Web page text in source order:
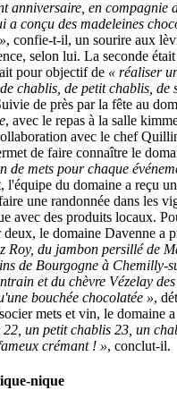
anniversaire, en compagnie
conçu des madeleines
, confie-t-il, un sourire aux
selon lui. La seconde
pour objectif de « réaliser
chablis, de petit chablis, de
de près par la fête au
, avec le repas à la salle
avec le chef
de faire connaître le
de mets pour chaque
l'équipe du domaine a reçu
une randonnée dans les
avec des produits locaux.
le domaine Davenne a
Roy, du jambon persillé de
de Bourgogne à Chemilly-
et du chèvre Vézelay
bouchée chocolatée »,
mets et vin, le domaine
un petit chablis 23, un
crémant ! », conclut-il.
nique